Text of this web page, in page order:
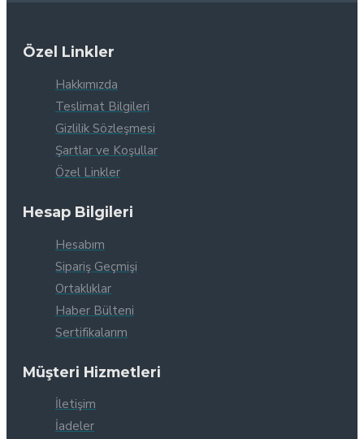
Özel Linkler
Hakkımızda
Teslimat Bilgileri
Gizlilik Sözleşmesi
Şartlar ve Koşullar
Özel Linkler
Hesap Bilgileri
Hesabım
Sipariş Geçmişi
Ortaklıklar
Haber Bülteni
Sertifikalarım
Müşteri Hizmetleri
İletişim
İadeler